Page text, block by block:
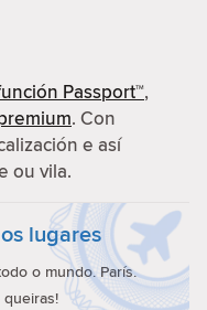
Passport™,
. Con
e así
ou vila.
lugares
o mundo. París.